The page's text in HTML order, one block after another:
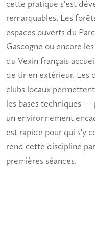
cette pratique s'est
remarquables. Les
espaces ouverts du
Gascogne ou encore
du Vexin français
de tir en extérieur. Les
clubs locaux
les bases techniques
un environnement
est rapide pour qui s'y
rend cette discipline
premières séances.